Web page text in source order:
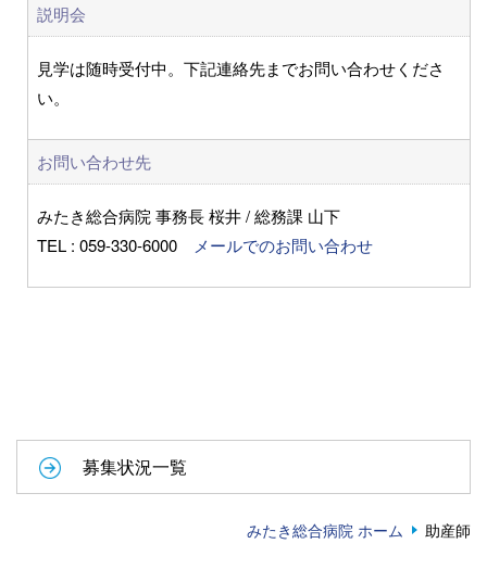
説明会
見学は随時受付中。下記連絡先までお問い合わせくださ
い。
お問い合わせ先
みたき総合病院 事務長 桜井 / 総務課 山下
TEL : 059-330-6000
メールでのお問い合わせ
募集状況一覧
みたき総合病院 ホーム 助産師